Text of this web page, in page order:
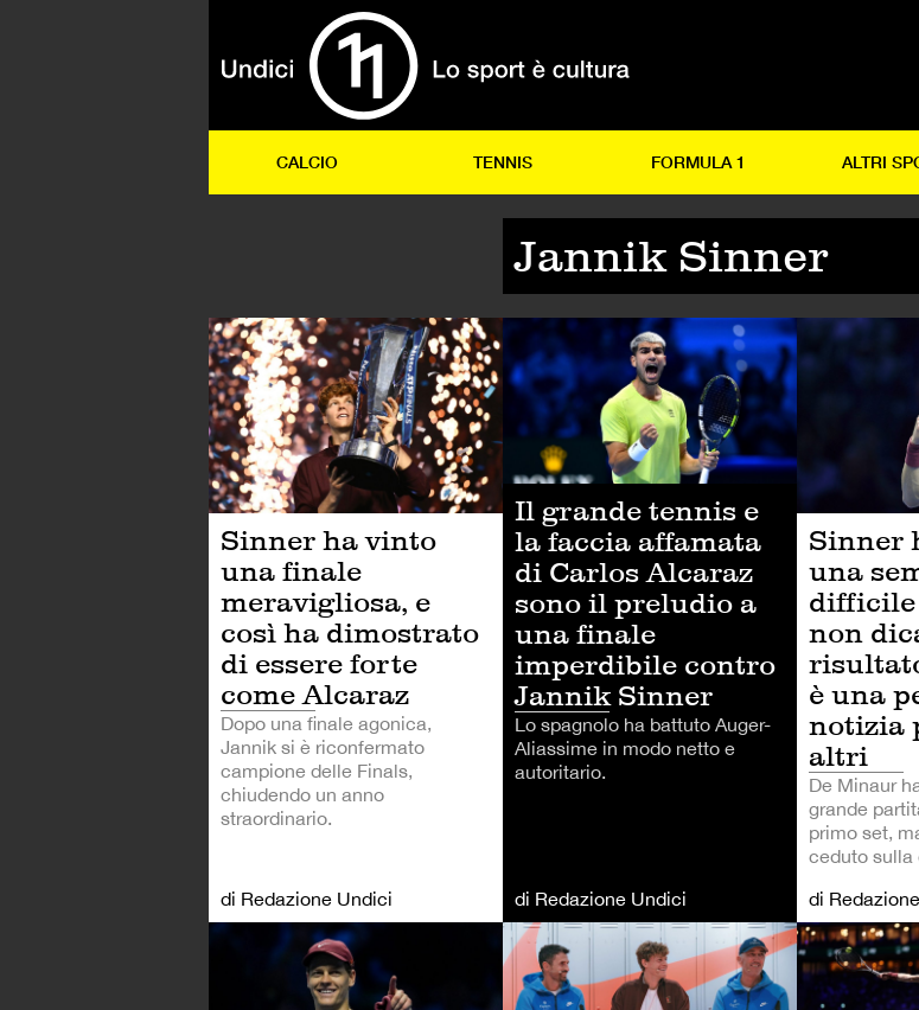
CALCIO TENNIS FORMULA 1 ALTRI
Jannik Sinner
TENNIS
Sinner ha vinto
una finale
meravigliosa, e
così ha dimostrato
di essere forte
come Alcaraz
Dopo una finale agonica,
Jannik si è riconfermato
campione delle Finals,
chiudendo un anno
straordinario.
di Redazione Undici
TENNIS
Il grande tennis e
la faccia affamata
di Carlos Alcaraz
sono il preludio a
una finale
imperdibile contro
Jannik Sinner
Lo spagnolo ha battuto Auger-
Aliassime in modo netto e
autoritario.
di Redazione Undici
Sinner
una
non
è una
notizia
altri
De Minaur
grande
primo set,
ceduto sulla
di
TENNIS TENNIS